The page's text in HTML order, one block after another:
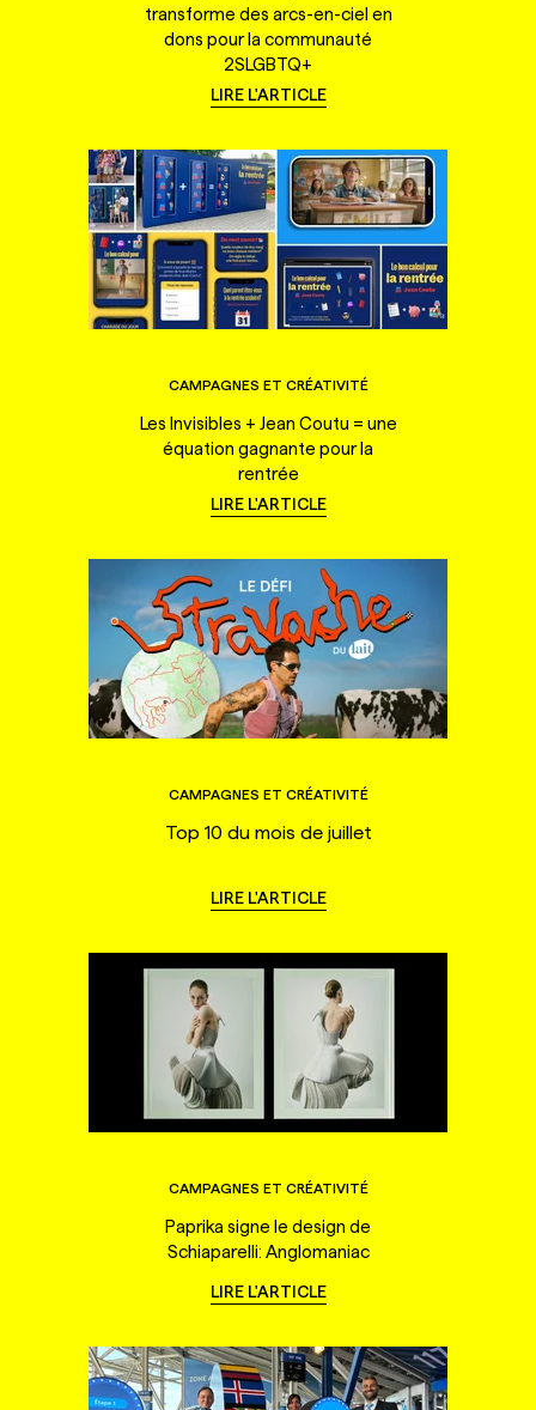
transforme des arcs-en-ciel en
dons pour la communauté
2SLGBTQ+
LIRE L'ARTICLE
CAMPAGNES ET CRÉATIVITÉ
Les Invisibles + Jean Coutu = une
équation gagnante pour la
rentrée
LIRE L'ARTICLE
CAMPAGNES ET CRÉATIVITÉ
Top 10 du mois de juillet
LIRE L'ARTICLE
CAMPAGNES ET CRÉATIVITÉ
Paprika signe le design de
Schiaparelli: Anglomaniac
LIRE L'ARTICLE